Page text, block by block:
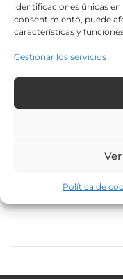
identificaciones únicas
consentimiento, puede
características y
Gestionar los servicios
Política de